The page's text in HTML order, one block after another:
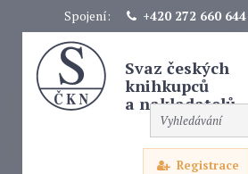
Spojení: +420 272 660 644
Svaz českých
knihkupců
a nakladatelů
Registrace